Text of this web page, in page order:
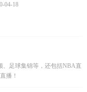
04-18
、足球集锦等，还包括NBA直
播！